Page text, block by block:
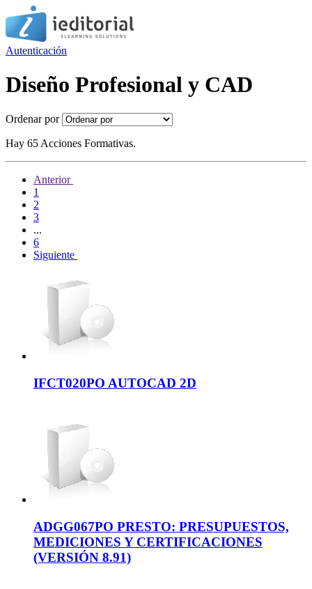
Autenticación
Diseño Profesional y CAD
Ordenar por
Hay 65 Acciones Formativas.
Anterior
1
2
3
...
6
Siguiente
IFCT020PO AUTOCAD 2D
ADGG067PO PRESTO: PRESUPUESTOS,
MEDICIONES Y CERTIFICACIONES
(VERSIÓN 8.91)